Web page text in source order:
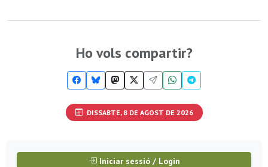
Ho vols compartir?
DISSABTE, 8 DE AGOST DE 2026
Iniciar sessió / Login